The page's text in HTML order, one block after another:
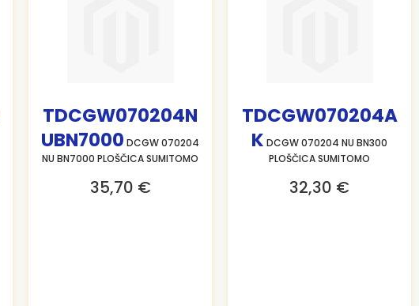
TDCGW070204N
UBN7000 DCGW 070204
NU BN7000 PLOŠČICA SUMITOMO
35,70 €
TDCGW070204A
K DCGW 070204 NU BN300
PLOŠČICA SUMITOMO
32,30 €